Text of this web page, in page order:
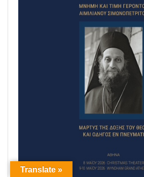
Translate »